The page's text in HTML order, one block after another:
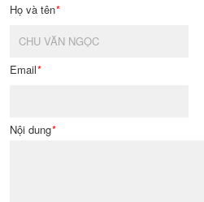
Họ và tên*
Email*
Nội dung*